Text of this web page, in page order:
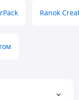
Ranok